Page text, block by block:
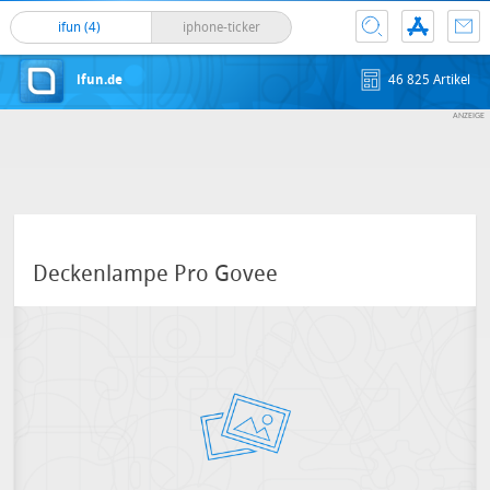
ifun (4) iphone-ticker
ifun.de 46 825 Artikel
Deckenlampe Pro Govee